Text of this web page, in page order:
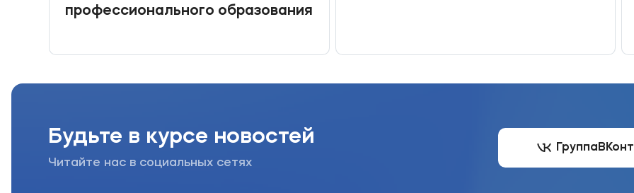
профессионального образования
Будьте в курсе новостей
Читайте нас в социальных сетях
Группа